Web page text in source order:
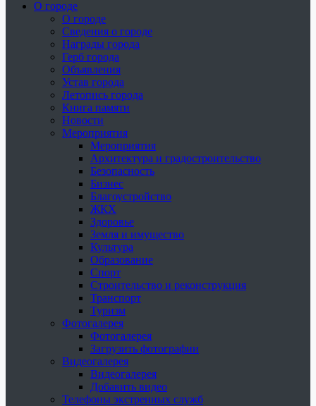
О городе
О городе
Сведения о городе
Награды города
Герб города
Объявления
Устав города
Летопись города
Книга памяти
Новости
Мероприятия
Мероприятия
Архитектура и градостроительство
Безопасность
Бизнес
Благоустройство
ЖКХ
Здоровье
Земля и имущество
Культура
Образование
Спорт
Строительство и реконструкция
Транспорт
Туризм
Фотогалерея
Фотогалерея
Загрузить фотографии
Видеогалерея
Видеогалерея
Добавить видео
Телефоны экстренных служб